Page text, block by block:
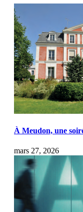
À Meudon, une
mars 27, 2026